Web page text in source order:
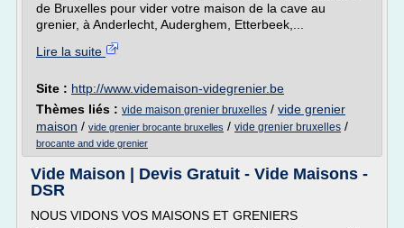
de Bruxelles pour vider votre maison de la cave au
grenier, à Anderlecht, Auderghem, Etterbeek,...
Lire la suite
Site : http://www.videmaison-videgrenier.be
Thèmes liés : vide maison grenier bruxelles / vide grenier
maison / vide grenier brocante bruxelles / vide grenier bruxelles /
brocante and vide grenier
Vide Maison | Devis Gratuit - Vide Maisons -
DSR
NOUS VIDONS VOS MAISONS ET GRENIERS